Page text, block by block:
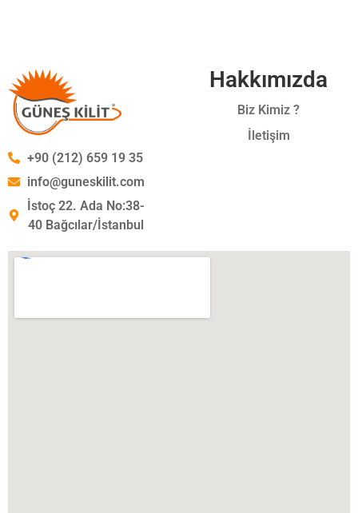
+90 (212) 659 19 35
info@guneskilit.com
İstoç 22. Ada No:38-
40 Bağcılar/İstanbul
Hakkımızda
Biz Kimiz ?
İletişim